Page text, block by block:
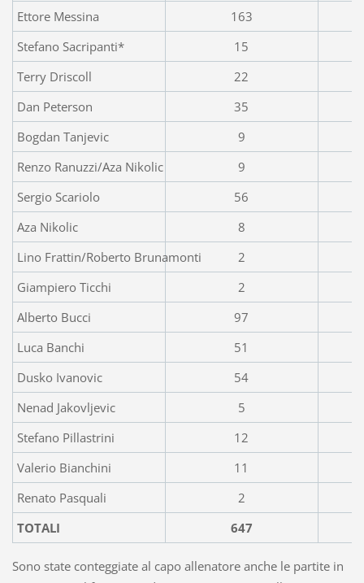
Ettore Messina
163
Stefano Sacripanti*
15
Terry Driscoll
22
Dan Peterson
35
Bogdan Tanjevic
9
Renzo Ranuzzi/Aza Nikolic
9
Sergio Scariolo
56
Aza Nikolic
8
Lino Frattin/Roberto Brunamonti
2
Giampiero Ticchi
2
Alberto Bucci
97
Luca Banchi
51
Dusko Ivanovic
54
Nenad Jakovljevic
5
Stefano Pillastrini
12
Valerio Bianchini
11
Renato Pasquali
2
TOTALI
647
Sono state conteggiate al capo allenatore anche le partite in